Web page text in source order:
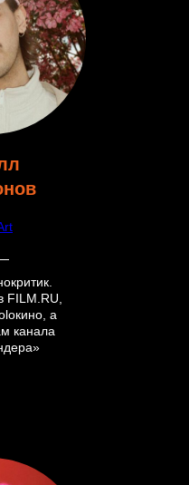
FILM.RU,
а
канала